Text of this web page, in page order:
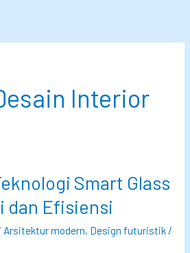
Interior
Smart Glass
dan Efisiensi
Arsitektur modern, Design futuristik/